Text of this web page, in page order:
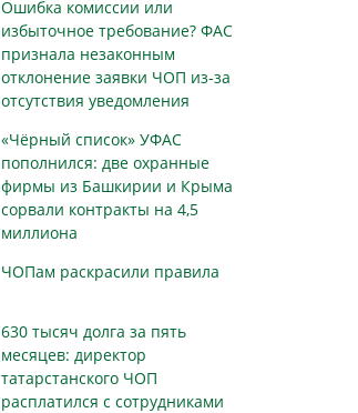
Ошибка комиссии или
избыточное требование? ФАС
признала незаконным
отклонение заявки ЧОП из-за
отсутствия уведомления
«Чёрный список» УФАС
пополнился: две охранные
фирмы из Башкирии и Крыма
сорвали контракты на 4,5
миллиона
ЧОПам раскрасили правила
630 тысяч долга за пять
месяцев: директор
татарстанского ЧОП
расплатился с сотрудниками